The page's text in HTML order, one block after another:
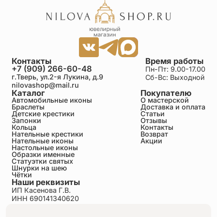
Необычайно красивая нательная иконка,
настоящий образец церковно - прикладного
искусства! Очень качественное исполнение, все
детали и очертания образка тщательно
проработаны, с высокой точностью. Святая
блаженная мати Ксение, моли Бога о нас грешных!
Каталог
Автомобильные иконы
Браслеты
Детские крестики
Запонки
Кольца
Нательные крестики
Нательные иконы
Настольные иконы
Образки именные
Статуэтки святых
Шнурки на шею
Чётки
Покупателю
О мастерской
Доставка и оплата
Статьи
Отзывы
Контакты
Возврат
Акции
Время работы
Пн-Пт: 9.00-17.00
Сб-Вс: Выходной
Контакты
+7 (909) 266-60-48
г.Тверь, ул.2-я Лукина, д.9
nilovashop@mail.ru
Наши реквизиты
ИП Касенова Г.В.
ИНН 690141340620